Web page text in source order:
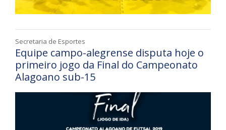
Secretaria de Esportes
Equipe campo-alegrense disputa hoje o
primeiro jogo da Final do Campeonato
Alagoano sub-15